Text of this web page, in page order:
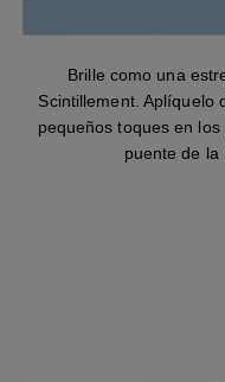
Brille como una
Scintillement. Aplíquelo
pequeños toques en
puente de la